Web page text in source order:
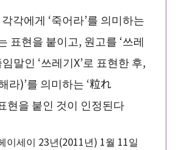
각에게 ‘죽어라’를 의미하는
표현을 붙이고, 원고를 ‘쓰레
말인 ‘쓰레기X’로 표현한 후,
라)’를 의미하는 ‘粒れ
현을 붙인 것이 인정된다
이세이 23년(2011년) 1월 11일